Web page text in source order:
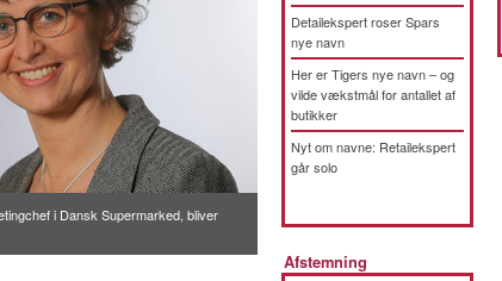
i Dansk Supermarked, bliver
Detailekspert roser Spars
nye navn
Her er Tigers nye navn – og
vilde vækstmål for antallet af
butikker
Nyt om navne: Retailekspert
går solo
Afstemning